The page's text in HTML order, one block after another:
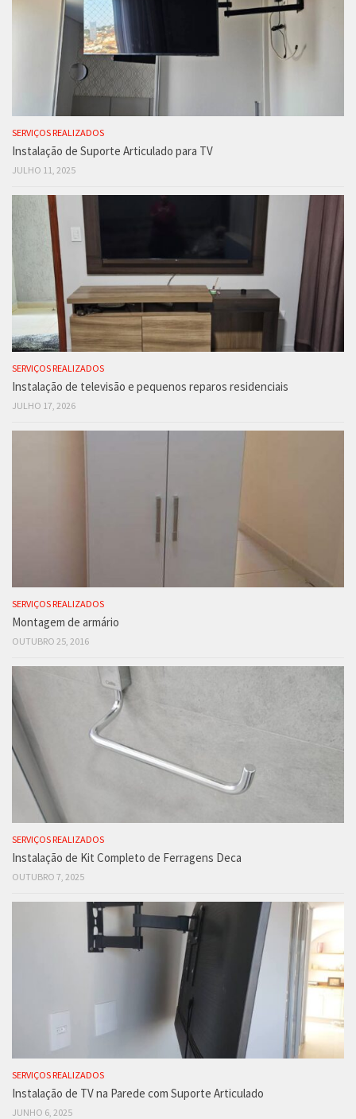
SERVIÇOS REALIZADOS
Instalação de Suporte Articulado para TV
JULHO 11, 2025
SERVIÇOS REALIZADOS
Instalação de televisão e pequenos reparos residenciais
JULHO 17, 2026
SERVIÇOS REALIZADOS
Montagem de armário
OUTUBRO 25, 2016
SERVIÇOS REALIZADOS
Instalação de Kit Completo de Ferragens Deca
OUTUBRO 7, 2025
SERVIÇOS REALIZADOS
Instalação de TV na Parede com Suporte Articulado
JUNHO 6, 2025